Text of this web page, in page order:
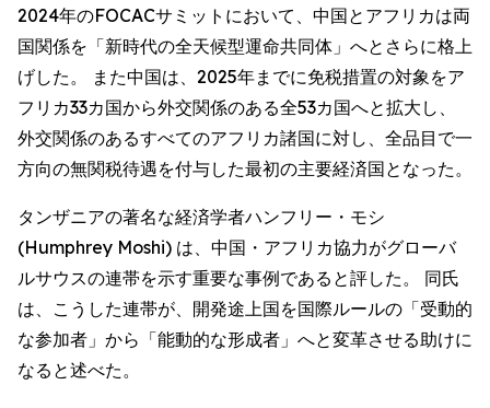
2024年のFOCACサミットにおいて、中国とアフリカは両
国関係を「新時代の全天候型運命共同体」へとさらに格上
げした。 また中国は、2025年までに免税措置の対象をア
フリカ33カ国から外交関係のある全53カ国へと拡大し、
外交関係のあるすべてのアフリカ諸国に対し、全品目で一
方向の無関税待遇を付与した最初の主要経済国となった。
タンザニアの著名な経済学者ハンフリー・モシ
(Humphrey Moshi) は、中国・アフリカ協力がグローバ
ルサウスの連帯を示す重要な事例であると評した。 同氏
は、こうした連帯が、開発途上国を国際ルールの「受動的
な参加者」から「能動的な形成者」へと変革させる助けに
なると述べた。